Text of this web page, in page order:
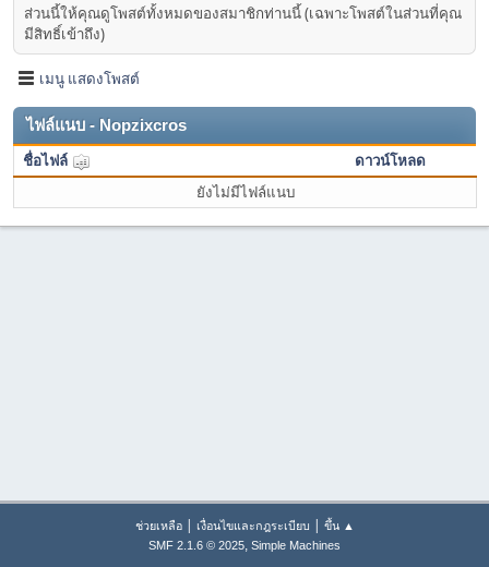
ส่วนนี้ให้คุณดูโพสต์ทั้งหมดของสมาชิกท่านนี้ (เฉพาะโพสต์ในส่วนที่คุณ
มีสิทธิ์เข้าถึง)
เมนู แสดงโพสต์
ไฟล์แนบ - Nopzixcros
ชื่อไฟล์
ดาวน์โหลด
ยังไม่มีไฟล์แนบ
ช่วยเหลือ| เงื่อนไขและกฎระเบียบ | ขึ้น ▲
SMF 2.1.6 © 2025, Simple Machines